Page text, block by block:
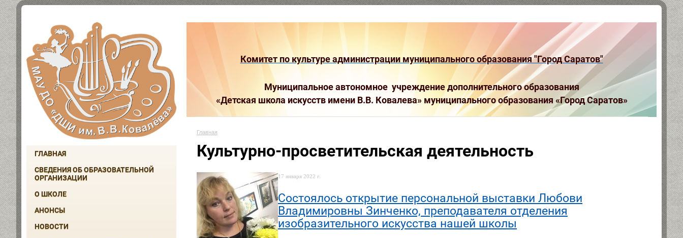
ГЛАВНАЯ
СВЕДЕНИЯ ОБ ОБРАЗОВАТЕЛЬНОЙ
ОРГАНИЗАЦИИ
О ШКОЛЕ
АНОНСЫ
НОВОСТИ
Комитет по культуре администрации муниципального образования "Город Саратов"
Муниципальное автономное учреждение дополнительного образования
«Детская школа искусств имени В.В. Ковалева» муниципального образования «Город Саратов»
Главная
Культурно-просветительская деятельность
17 января 2022 г.
Состоялось открытие персональной выставки Любови
Владимировны Зинченко, преподавателя отделения
изобразительного искусства нашей школы